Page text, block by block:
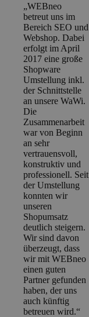
„WEBneo
betreut uns im
Bereich SEO und
Webshop. Dabei
erfolgt im April
2017 eine große
Shopware
Umstellung inkl.
der Schnittstelle
an unsere WaWi.
Die
Zusammenarbeit
war von Beginn
an sehr
vertrauensvoll,
konstruktiv und
professionell. Seit
der Umstellung
konnten wir
unseren
Shopumsatz
deutlich steigern.
Wir sind davon
überzeugt, dass
wir mit WEBneo
einen guten
Partner gefunden
haben, der uns
auch künftig
betreuen wird.“